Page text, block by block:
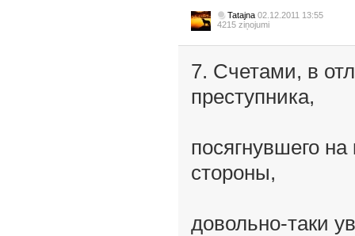
Tatajna 02.12.2011 13:55
4215 ziņojumi
7. Счетами, в
преступника,
посягнувшего
стороны,
довольно-таки